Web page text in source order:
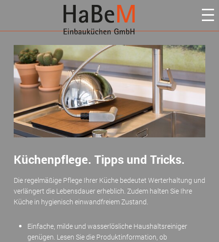
Küchenpflege. Tipps und Tricks.
Die regelmäßige Pflege Ihrer Küche bedeutet Werterhaltung und
verlängert die Lebensdauer erheblich. Zudem halten Sie Ihre
Küche in hygienisch einwandfreiem Zustand.
Einfache, milde und wasserlösliche Haushaltsreiniger
genügen. Lesen Sie die Produktinformation, ob